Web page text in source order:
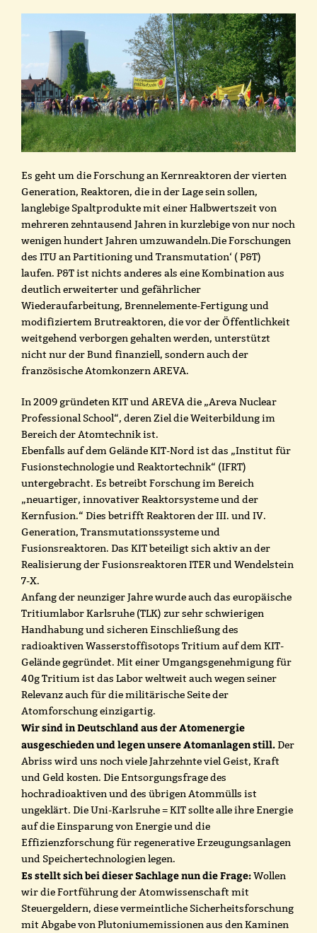
Es geht um die Forschung an Kernreaktoren der vierten
Generation, Reaktoren, die in der Lage sein sollen,
langlebige Spaltprodukte mit einer Halbwertszeit von
mehreren zehntausend Jahren in kurzlebige von nur noch
wenigen hundert Jahren umzuwandeln.Die Forschungen
des ITU an Partitioning und Transmutation‘ ( P&T)
laufen. P&T ist nichts anderes als eine Kombination aus
deutlich erweiterter und gefährlicher
Wiederaufarbeitung, Brennelemente-Fertigung und
modifiziertem Brutreaktoren, die vor der Öffentlichkeit
weitgehend verborgen gehalten werden, unterstützt
nicht nur der Bund finanziell, sondern auch der
französische Atomkonzern AREVA.
In 2009 gründeten KIT und AREVA die „Areva Nuclear
Professional School“, deren Ziel die Weiterbildung im
Bereich der Atomtechnik ist.
Ebenfalls auf dem Gelände KIT-Nord ist das „Institut für
Fusionstechnologie und Reaktortechnik“ (IFRT)
untergebracht. Es betreibt Forschung im Bereich
„neuartiger, innovativer Reaktorsysteme und der
Kernfusion.“ Dies betrifft Reaktoren der III. und IV.
Generation, Transmutationssysteme und
Fusionsreaktoren. Das KIT beteiligt sich aktiv an der
Realisierung der Fusionsreaktoren ITER und Wendelstein
7-X.
Anfang der neunziger Jahre wurde auch das europäische
Tritiumlabor Karlsruhe (TLK) zur sehr schwierigen
Handhabung und sicheren Einschließung des
radioaktiven Wasserstoffisotops Tritium auf dem KIT-
Gelände gegründet. Mit einer Umgangsgenehmigung für
40g Tritium ist das Labor weltweit auch wegen seiner
Relevanz auch für die militärische Seite der
Atomforschung einzigartig.
Wir sind in Deutschland aus der Atomenergie
ausgeschieden und legen unsere Atomanlagen still.Der
Abriss wird uns noch viele Jahrzehnte viel Geist, Kraft
und Geld kosten. Die Entsorgungsfrage des
hochradioaktiven und des übrigen Atommülls ist
ungeklärt. Die Uni-Karlsruhe = KIT sollte alle ihre Energie
auf die Einsparung von Energie und die
Effizienzforschung für regenerative Erzeugungsanlagen
und Speichertechnologien legen.
Es stellt sich bei dieser Sachlage nun die Frage:Wollen
wir die Fortführung der Atomwissenschaft mit
Steuergeldern, diese vermeintliche Sicherheitsforschung
mit Abgabe von Plutoniumemissionen aus den Kaminen